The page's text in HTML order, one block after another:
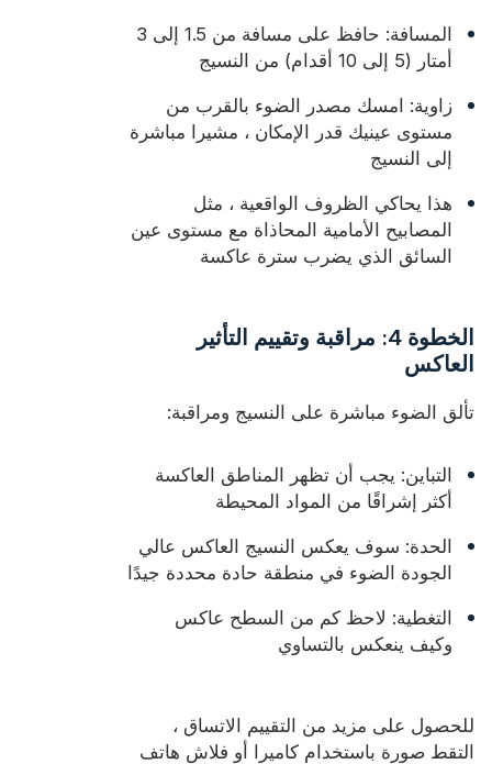
المسافة: حافظ على مسافة من 1.5 إلى 3
أمتار (5 إلى 10 أقدام) من النسيج
زاوية: امسك مصدر الضوء بالقرب من
مستوى عينيك قدر الإمكان ، مشيرا مباشرة
إلى النسيج
هذا يحاكي الظروف الواقعية ، مثل
المصابيح الأمامية المحاذاة مع مستوى عين
السائق الذي يضرب سترة عاكسة
الخطوة 4: مراقبة وتقييم التأثير
العاكس
تألق الضوء مباشرة على النسيج ومراقبة:
التباين: يجب أن تظهر المناطق العاكسة
أكثر إشراقًا من المواد المحيطة
الحدة: سوف يعكس النسيج العاكس عالي
الجودة الضوء في منطقة حادة محددة جيدًا
التغطية: لاحظ كم من السطح عاكس
وكيف ينعكس بالتساوي
للحصول على مزيد من التقييم الاتساق ،
التقط صورة باستخدام كاميرا أو فلاش هاتف